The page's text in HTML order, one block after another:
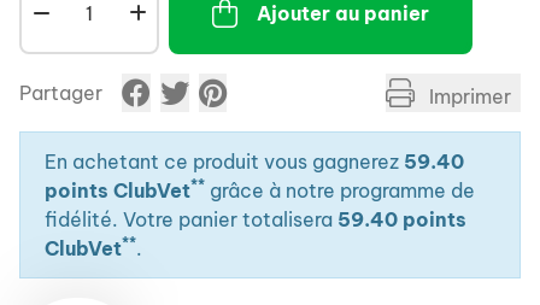
Ajouter au panier
Partager Imprimer
En achetant ce produit vous gagnerez 59.40
points ClubVet** grâce à notre programme de
fidélité. Votre panier totalisera 59.40 points
ClubVet**.